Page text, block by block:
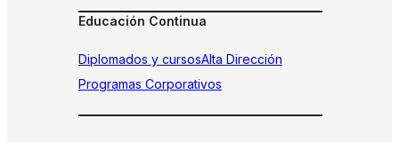
Educación Continua
Diplomados y cursosAlta Dirección
Programas Corporativos